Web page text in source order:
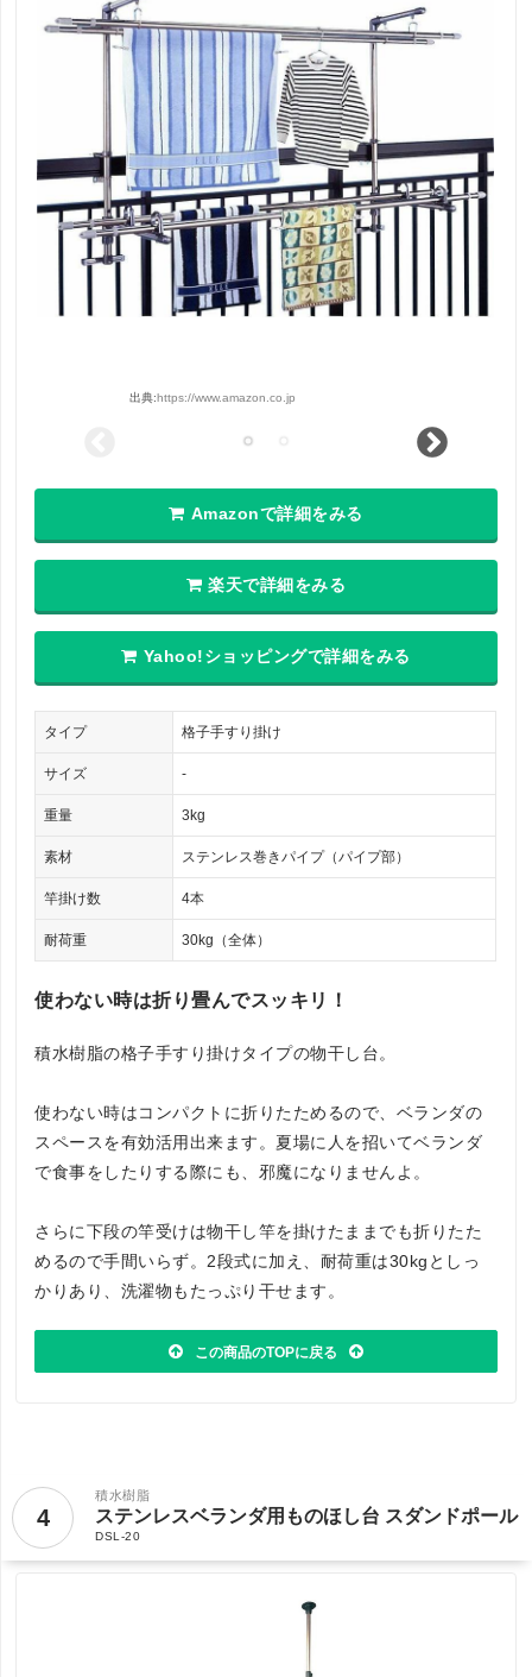
出典: https://www.amazon.co.jp
Amazonで詳細をみる
楽天で詳細をみる
Yahoo!ショッピングで詳細をみる
タイプ 格子手すり掛け
サイズ -
重量 3kg
素材 ステンレス巻きパイプ（パイプ部）
竿掛け数 4本
耐荷重 30kg（全体）
使わない時は折り畳んでスッキリ！
積水樹脂の格子手すり掛けタイプの物干し台。
使わない時はコンパクトに折りたためるので、ベランダの
スペースを有効活用出来ます。夏場に人を招いてベランダ
で食事をしたりする際にも、邪魔になりませんよ。
さらに下段の竿受けは物干し竿を掛けたままでも折りたた
めるので手間いらず。2段式に加え、耐荷重は30kgとしっ
かりあり、洗濯物もたっぷり干せます。
この商品のTOPに戻る
4
積水樹脂
ステンレスベランダ用ものほし台 スダンドポール
DSL-20